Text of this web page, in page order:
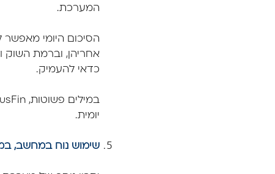
המערכת.
הסיכום היומי
אחריהן, וברמת השוק
כדאי להעמיק.
יומית.
שימוש נוח במחשב,